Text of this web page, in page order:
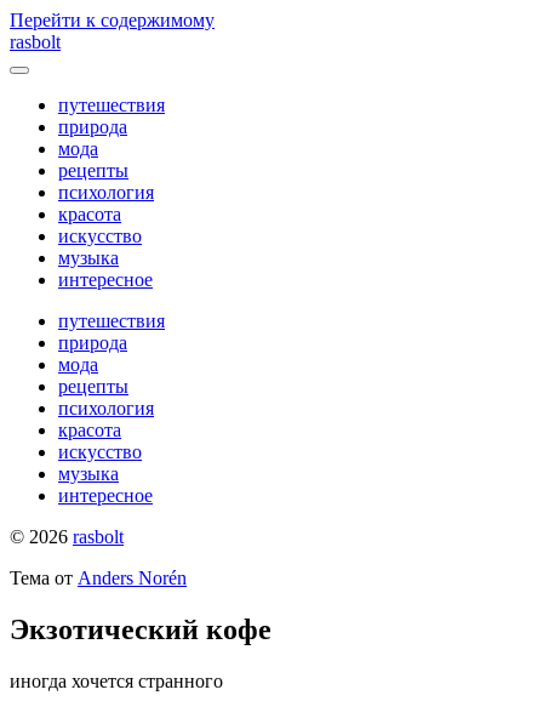
Перейти к содержимому
rasbolt
Переключатель
путешествия
природа
мода
рецепты
психология
красота
искусство
музыка
интересное
путешествия
природа
мода
рецепты
психология
красота
искусство
музыка
интересное
© 2026 rasbolt
Тема от Anders Norén
Экзотический кофе
иногда хочется странного